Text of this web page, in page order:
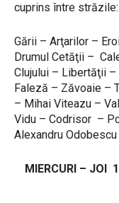
cuprins între străzile:
Gării – Arţarilor –
Drumul Cetăţii –
Clujului – Libertăţii
Faleză – Zăvoaie –
– Mihai Viteazu –
Vidu – Codrisor –
Alexandru
MIERCURI –